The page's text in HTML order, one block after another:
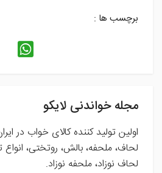
برچسب ها :
مجله خواندنی لایکو
اولین تولید کننده کالای خواب در
لحاف، ملحفه، بالش، روتختی،
لحاف نوزاد، ملحفه نوزاد.